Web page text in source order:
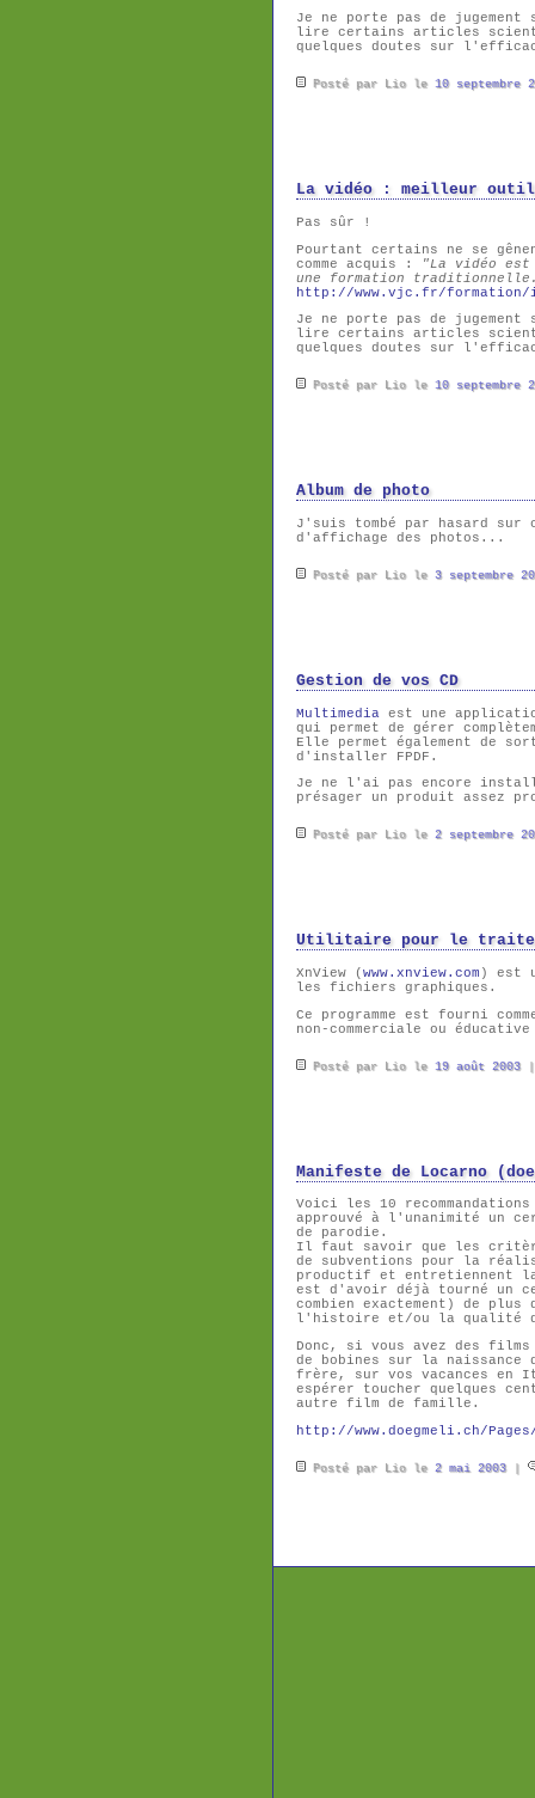
Je ne porte pas de
lire certains articles
quelques doutes sur
Posté par Lio le 10 septembre
La vidéo : meilleur
Pas sûr !
Pourtant certains ne se
comme acquis :
"La vidéo
une formation
http://www.vjc.fr/formation/
Je ne porte pas de
lire certains articles
quelques doutes sur
Posté par Lio le 10 septembre
Album de photo
J'suis tombé par hasard sur
d'affichage des photos...
Posté par Lio le 3 septembre
Gestion de vos CD
Multimedia est une
qui permet de gérer
Elle permet également de
d'installer FPDF.
Je ne l'ai pas encore
présager un produit assez
Posté par Lio le 2 septembre
Utilitaire pour le
XnView (www.xnview.com ) est
les fichiers graphiques.
Ce programme est fourni
non-commerciale ou
Posté par Lio le 19 août 2003
Manifeste de Locarno
Voici les 10
approuvé à l'unanimité un
de parodie.
Il faut savoir que les
de subventions pour la
productif et entretiennent
est d'avoir déjà tourné un
combien exactement) de plus
l'histoire et/ou la qualité
Donc, si vous avez des
de bobines sur la
frère, sur vos vacances en
espérer toucher quelques
autre film de famille.
http://www.doegmeli.ch/
Posté par Lio le 2 mai 2003|